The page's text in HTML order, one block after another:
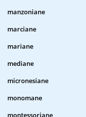
manzoniane
marciane
mariane
mediane
micronesiane
monomane
montessoriane